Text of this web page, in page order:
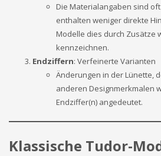
Die Materialangaben sind
enthalten weniger direkte
Modelle dies durch Zusätze
kennzeichnen.
Endziffern: Verfeinerte Varianten
Änderungen in der Lünette,
anderen Designmerkmalen
Endziffer(n) angedeutet.
Klassische Tudor-